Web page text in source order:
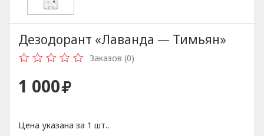
Дезодорант «Лаванда — Тимьян»
Заказов (0)
1 000
Цена указана за 1 шт..